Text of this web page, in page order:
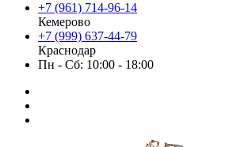
+7 (961) 714-96-14
Кемерово
+7 (999) 637-44-79
Краснодар
Пн - Сб: 10:00 - 18:00